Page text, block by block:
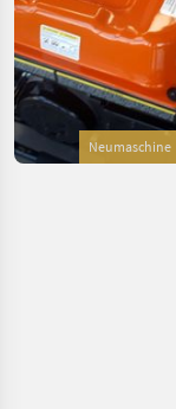
Neumaschine